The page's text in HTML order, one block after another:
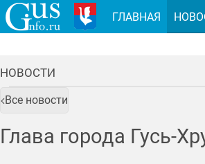
НОВОСТИ
Все новости
Глава города Гусь-
ГЛАВНАЯ